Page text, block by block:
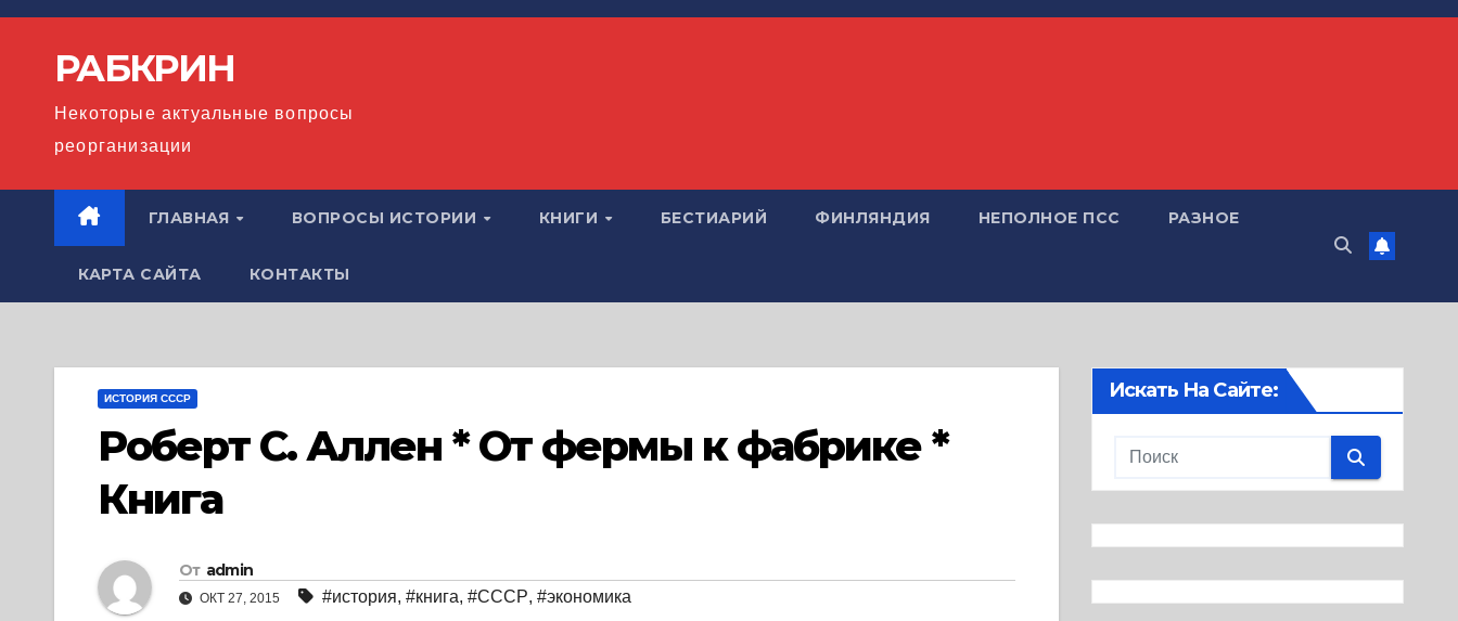
Перейти
содержимомуРАБКРИН
Некоторые актуальные вопросы
реорганизации
ГЛАВНАЯ ВОПРОСЫ ИСТОРИИ КНИГИ БЕСТИАРИЙ ФИНЛЯНДИЯ НЕПОЛНОЕ ПСС РАЗНОЕ
КАРТА САЙТА КОНТАКТЫ
ИСТОРИЯ СССР
Роберт С. Аллен * От фермы к фабрике *
Книга
От admin
ОКТ 27, 2015 #история, #книга, #СССР, #экономика
Искать На Сайте: